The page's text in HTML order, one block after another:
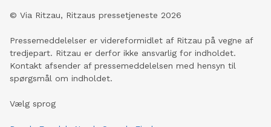
© Via Ritzau, Ritzaus pressetjeneste 2026
Pressemeddelelser er videreformidlet af Ritzau på vegne af
tredjepart. Ritzau er derfor ikke ansvarlig for indholdet.
Kontakt afsender af pressemeddelelsen med hensyn til
spørgsmål om indholdet.
Vælg sprog